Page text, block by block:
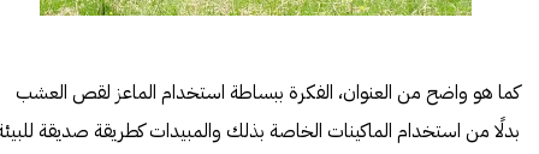
كما هو واضح من العنوان، الفكرة ببساطة استخدام الماعز لقص العشب
بدلًا من استخدام الماكينات الخاصة بذلك والمبيدات كطريقة صديقة